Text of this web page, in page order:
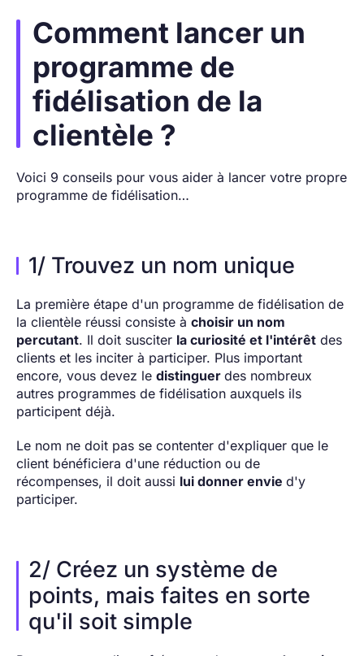
Comment lancer un
programme de
fidélisation de la
clientèle ?
Voici 9 conseils pour vous aider à lancer votre propre
programme de fidélisation…
1/ Trouvez un nom unique
La première étape d'un programme de fidélisation de
la clientèle réussi consiste à choisir un nom
percutant. Il doit susciter la curiosité et l'intérêt des
clients et les inciter à participer. Plus important
encore, vous devez le distinguer des nombreux
autres programmes de fidélisation auxquels ils
participent déjà.
Le nom ne doit pas se contenter d'expliquer que le
client bénéficiera d'une réduction ou de
récompenses, il doit aussi lui donner envie d'y
participer.
2/ Créez un système de
points, mais faites en sorte
qu'il soit simple